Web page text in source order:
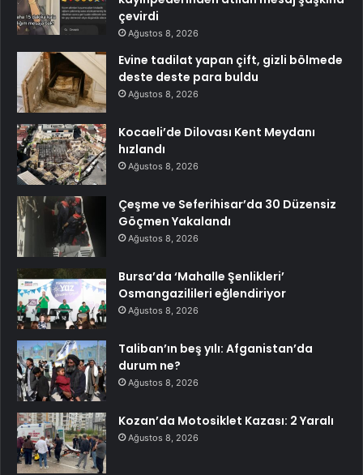
çevirdi
Ağustos 8, 2026
Evine tadilat yapan çift, gizli bölmede
deste deste para buldu
Ağustos 8, 2026
Kocaeli’de Dilovası Kent Meydanı
hızlandı
Ağustos 8, 2026
Çeşme ve Seferihisar’da 30 Düzensiz
Göçmen Yakalandı
Ağustos 8, 2026
Bursa’da ‘Mahalle Şenlikleri’
Osmangazilileri eğlendiriyor
Ağustos 8, 2026
Taliban’ın beş yılı: Afganistan’da
durum ne?
Ağustos 8, 2026
Kozan’da Motosiklet Kazası: 2 Yaralı
Ağustos 8, 2026